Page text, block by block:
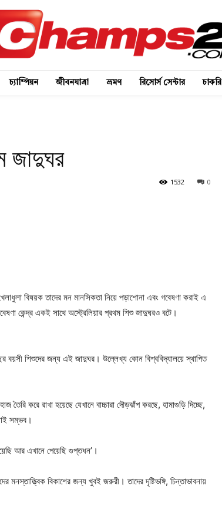
চ্যাম্পিয়ন জীবনযাত্রা ভ্রমণ রিসোর্স সেন্টার চাকরি
জাদুঘর
0
1532
বিষয়ক তাদের মন মানসিকতা নিয়ে পড়াশোনা এবং গবেষণা করাই এ
কেন্দ্র একই সাথে অস্ট্রেলিয়ার প্রথম শিশু জাদুঘরও বটে।
বয়সী শিশুদের জন্য এই জাদুঘর। উল্লেখ্য কোন বিশ্ববিদ্যালয়ে স্থাপিত
করে রাখা হয়েছে যেখানে বাচ্চারা দৌড়ঝাঁপ করছে, হামাগুড়ি দিচ্ছে,
সম্ভব।
আর এখানে পেয়েছি গুপ্তধন’।
বিকাশের জন্য খুবই জরুরী। তাদের দৃষ্টিভঙ্গি, চিন্তাভাবনায়